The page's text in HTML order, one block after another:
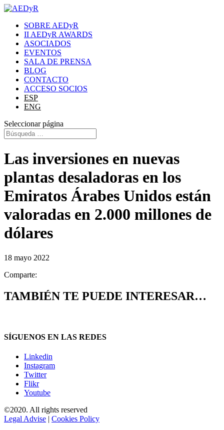
SOBRE AEDyR
II AEDyR AWARDS
ASOCIADOS
EVENTOS
SALA DE PRENSA
BLOG
CONTACTO
ACCESO SOCIOS
ESP
ENG
Seleccionar página
Las inversiones en nuevas
plantas desaladoras en los
Emiratos Árabes Unidos están
valoradas en 2.000 millones de
dólares
18 mayo 2022
Comparte:
TAMBIÉN TE PUEDE INTERESAR…
SÍGUENOS EN LAS REDES
Linkedin
Instagram
Twitter
Flikr
Youtube
©2020. All rights reserved
Legal Advise | Cookies Policy